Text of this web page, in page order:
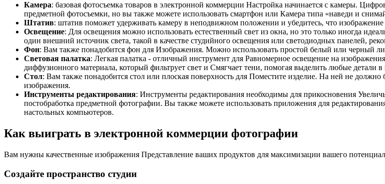
Камера: базовая фотосъемка товаров в электронной коммерции Настройка начинается с камеры.
предметной фотосъемки, но вы также можете использовать смартфон или Камера типа «наведи и
Штатив: штатив поможет удерживать камеру в неподвижном положении и убедитесь, что
Освещение: Для освещения можно использовать естественный свет из окна, но это только иногда
один внешний источник света, такой в качестве студийного освещения или светодиодных панелей,
Фон: Вам также понадобится фон для Изображения. Можно использовать простой белый или черный
Световая палатка: Легкая палатка - отличный инструмент для Равномерное освещение на
диффузионного материала, который фильтрует свет и Смягчает тени, помогая выделить любые детали в
Стол: Вам также понадобится стол или плоская поверхность для Поместите изделие. На ней не
изображения.
Инструменты редактирования: Инструменты редактирования необходимы для прикосновения
постобработка предметной фотографии. Вы также можете использовать приложения для
настольных компьютеров.
Как выиграть в электронной коммерции фотографии
Вам нужны качественные изображения Представление ваших продуктов для максимизации вашего
Создайте пространство студии